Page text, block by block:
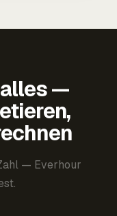
alles —
— Everhour